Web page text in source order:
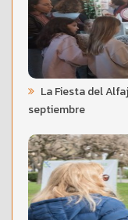
La Fiesta del
septiembre